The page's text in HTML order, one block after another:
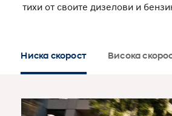
тихи от своите дизелови и
Ниска скорост Висока